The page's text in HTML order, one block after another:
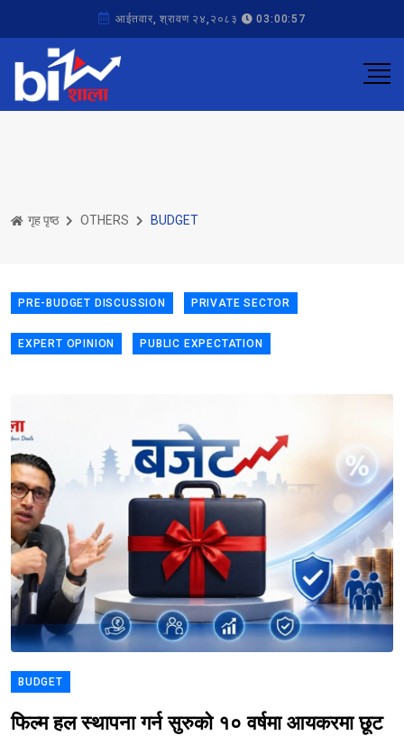
आईतवार, श्रावण २४,२०८३ 03:00:57
गृह पृष्ठ OTHERS BUDGET
PRE-BUDGET DISCUSSION PRIVATE SECTOR
EXPERT OPINION PUBLIC EXPECTATION
BUDGET
फिल्म हल स्थापना गर्न सुरुको १० वर्षमा आयकरमा छूट